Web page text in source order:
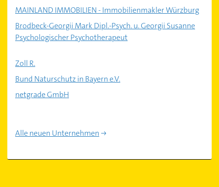
MAINLAND IMMOBILIEN - Immobilienmakler Würzburg
Brodbeck-Georgii Mark Dipl.-Psych. u. Georgii Susanne
Psychologischer Psychotherapeut
Zoll R.
Bund Naturschutz in Bayern e.V.
netgrade GmbH
Alle neuen Unternehmen